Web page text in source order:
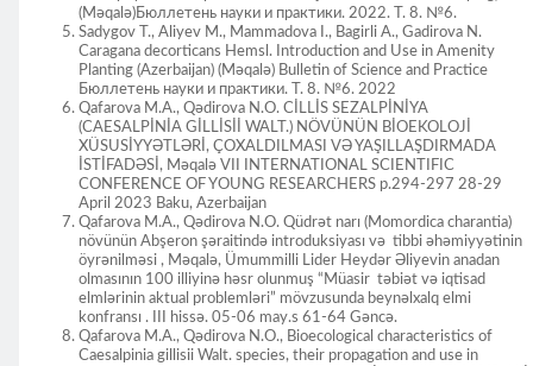
(Məqalə)Бюллетень науки и практики. 2022. Т. 8. №6.
Sadygov T., Aliyev M., Mammadova I., Bagirli A., Gadirova N.
Caragana decorticans Hemsl. Introduction and Use in Amenity
Planting (Azerbaijan) (Məqalə) Bulletin of Science and Practice
Бюллетень науки и практики. Т. 8. №6. 2022
Qafarova M.A., Qədirova N.O. CİLLİS SEZALPİNİYA
(CAESALPİNİA GİLLİSİİ WALT.) NÖVÜNÜN BİOEKOLOJİ
XÜSUSİYYƏTLƏRİ, ÇOXALDILMASI VƏ YAŞILLAŞDIRMADA
İSTİFADƏSİ, Məqalə VII INTERNATIONAL SCIENTIFIC
CONFERENCE OF YOUNG RESEARCHERS p.294-297 28-29
April 2023 Baku, Azerbaijan
Qafarova M.A., Qədirova N.O. Qüdrət narı (Momordica charantia)
növünün Abşeron şəraitində introduksiyası və tibbi əhəmiyyətinin
öyrənilməsi , Məqalə, Ümummilli Lider Heydər Əliyevin anadan
olmasının 100 illiyinə həsr olunmuş “Müasir təbiət və iqtisad
elmlərinin aktual problemləri” mövzusunda beynəlxalq elmi
konfransı . III hissə. 05-06 may.s 61-64 Gəncə.
Qafarova M.A., Qədirova N.O., Bioecological characteristics of
Caesalpinia gillisii Walt. species, their propagation and use in